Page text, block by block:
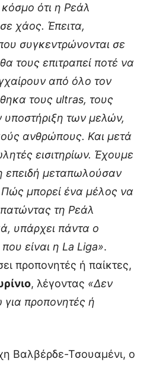
ότι η Ρεάλ
χάος. Έπειτα,
συγκεντρώνονται σε
τους επιτραπεί ποτέ να
από όλο τον
τους ultras, τους
υποστήριξη των μελών,
ανθρώπους. Και μετά
εισιτηρίων. Έχουμε
επειδή μεταπωλούσαν
Πώς μπορεί ένα μέλος να
τη Ρεάλ
υπάρχει πάντα ο
είναι η La Liga».
προπονητές ή παίκτες,
, λέγοντας «Δεν
για προπονητές ή
Βαλβέρδε-Τσουαμένι, ο